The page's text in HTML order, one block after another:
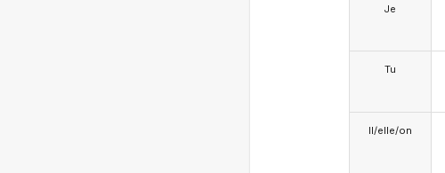
Je
Tu
Il/elle/on